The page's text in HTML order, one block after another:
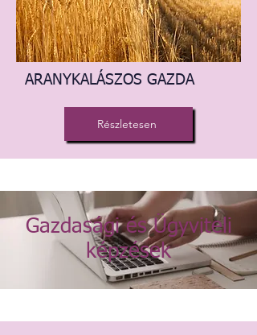
ARANYKALÁSZOS GAZDA
Részletesen
Gazdasági és Ügyviteli
képzések